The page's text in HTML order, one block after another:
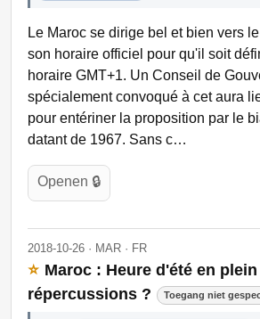
Le Maroc se dirige bel et bien vers
son horaire officiel pour qu'il soit
horaire GMT+1. Un Conseil de
spécialement convoqué à cet aura
pour entériner la proposition par le
datant de 1967. Sans c…
Openen 🔒
2018-10-26 · MAR · FR
⭐ Maroc : Heure d'été en
répercussions ?
Toegang niet